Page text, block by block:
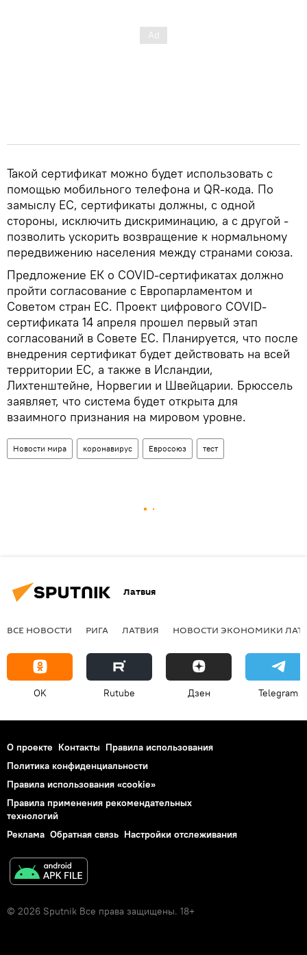
Такой сертификат можно будет использовать с
помощью мобильного телефона и QR-кода. По
замыслу ЕС, сертификаты должны, с одной
стороны, исключить дискриминацию, а с другой -
позволить ускорить возвращение к нормальному
передвижению населения между странами союза.
Предложение ЕК о COVID-сертификатах должно
пройти согласование с Европарламентом и
Советом стран ЕС. Проект цифрового COVID-
сертификата 14 апреля прошел первый этап
согласований в Совете ЕС. Планируется, что после
внедрения сертификат будет действовать на всей
территории ЕС, а также в Исландии,
Лихтенштейне, Норвегии и Швейцарии. Брюссель
заявляет, что система будет открыта для
взаимного признания на мировом уровне.
Новости мира коронавирус Евросоюз тест
Латвия
ВСЕ НОВОСТИ РИГА ЛАТВИЯ НОВОСТИ ЭКОНОМИКИ
OK Rutube Дзен Telegram
О проекте Контакты Правила использования
Политика конфиденциальности
Правила использования «cookie»
Правила применения рекомендательных
технологий
Реклама Обратная связь Настройки отслеживания
© 2026 Sputnik Все права защищены. 18+